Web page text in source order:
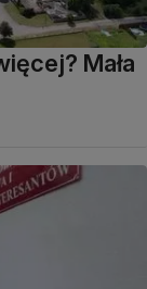
Mała